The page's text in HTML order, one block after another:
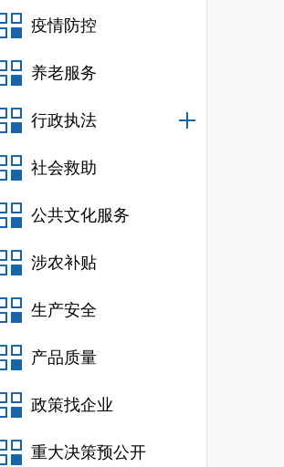
疫情防控
养老服务
行政执法
社会救助
公共文化服务
涉农补贴
生产安全
产品质量
政策找企业
重大决策预公开